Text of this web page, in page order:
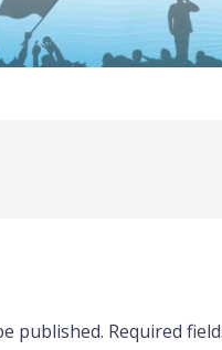
published. Required